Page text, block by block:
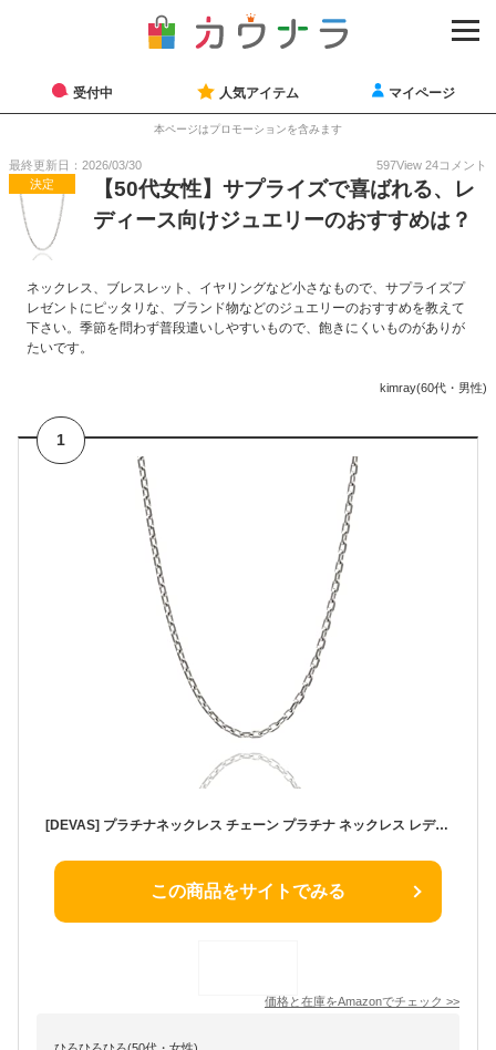
受付中 人気アイテム マイページ
本ページはプロモーションを含みます
最終更新日：2026/03/30 597View 24コメント
決定
【50代女性】サプライズで喜ばれる、レ
ディース向けジュエリーのおすすめは？
ネックレス、ブレスレット、イヤリングなど小さなもので、サプライズプ
レゼントにピッタリな、ブランド物などのジュエリーのおすすめを教えて
下さい。季節を問わず普段遣いしやすいもので、飽きにくいものがありが
たいです。
kimray(60代・男性)
1
[DEVAS] プラチナネックレス チェーン プラチナ ネックレス レディース メンズ あずきチェーン プラチナネックレスレディース (1.3mm幅・50cm)
この商品をサイトでみる
価格と在庫をAmazonでチェック >>